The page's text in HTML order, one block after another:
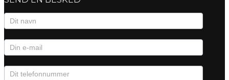
Kontaktformular